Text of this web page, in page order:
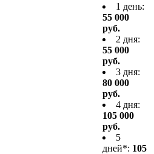
1 день:
55 000
руб.
2 дня:
55 000
руб.
3 дня:
80 000
руб.
4 дня:
105 000
руб.
5
дней*: 105